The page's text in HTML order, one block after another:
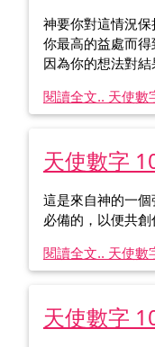
神要你對這情況
你最高的益處而得
因為你的想法對結
閱讀全文.. 天使數
天使數字
這是來自神的一
必備的，以便共創
閱讀全文.. 天使數
天使數字